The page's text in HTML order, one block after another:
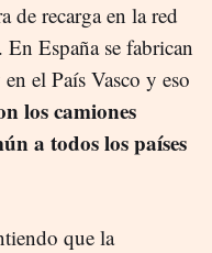
de recarga en la red
España se fabrican
el País Vasco y eso
los camiones
a todos los países
que la